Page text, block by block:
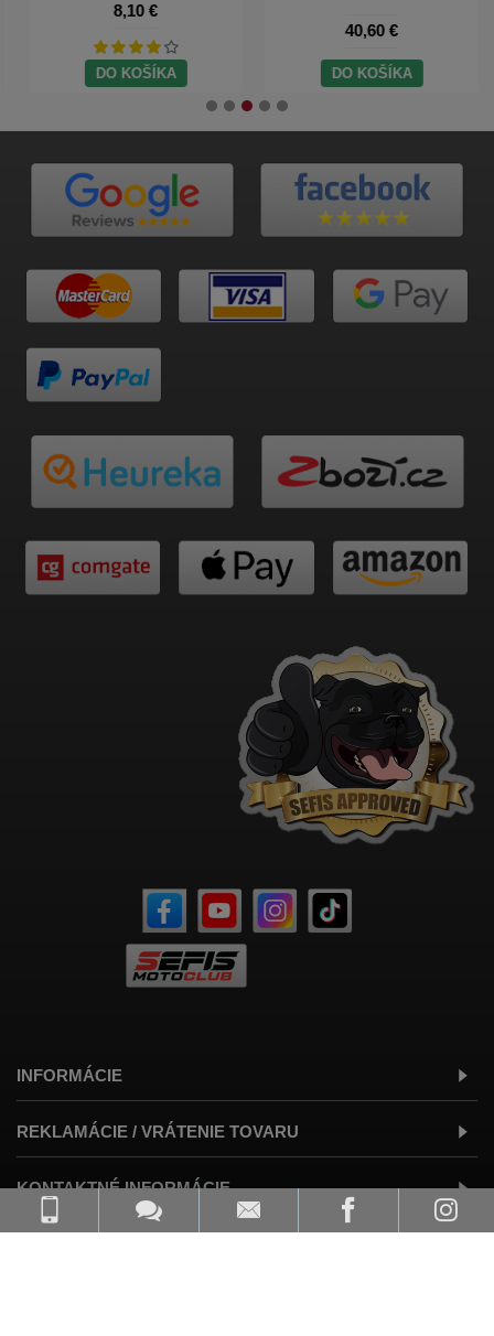
8,10 €
DO KOŠÍKA
40,60 €
DO KOŠÍKA
INFORMÁCIE
REKLAMÁCIE / VRÁTENIE TOVARU
KONTAKTNÉ INFORMÁCIE
© SEFIS moto Development 2025